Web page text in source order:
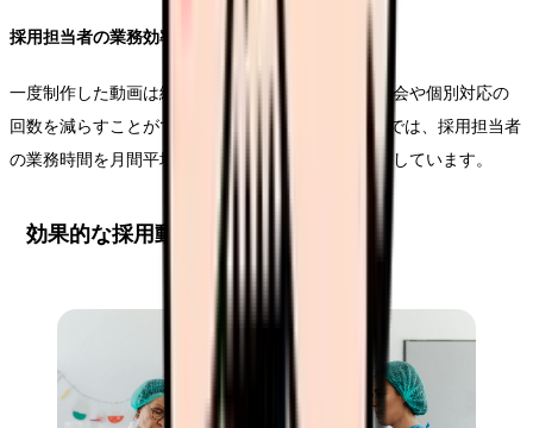
採用担当者の業務効率化
一度制作した動画は繰り返し使用できるため、説明会や個別対応の
回数を減らすことができます。D地域医療センターでは、採用担当者
の業務時間を月間平均で45時間削減することに成功しています。
効果的な採用動画の作り方